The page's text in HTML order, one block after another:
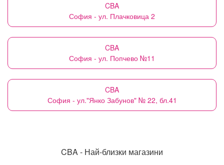
CBA
София - ул. Плачковица 2
CBA
София - ул. Попчево №11
CBA
София - ул."Янко Забунов" № 22, бл.41
CBA - Най-близки магазини